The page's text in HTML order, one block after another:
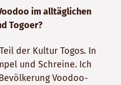
im alltäglichen
Togoer?
der Kultur Togos. In
und Schreine. Ich
Voodoo-